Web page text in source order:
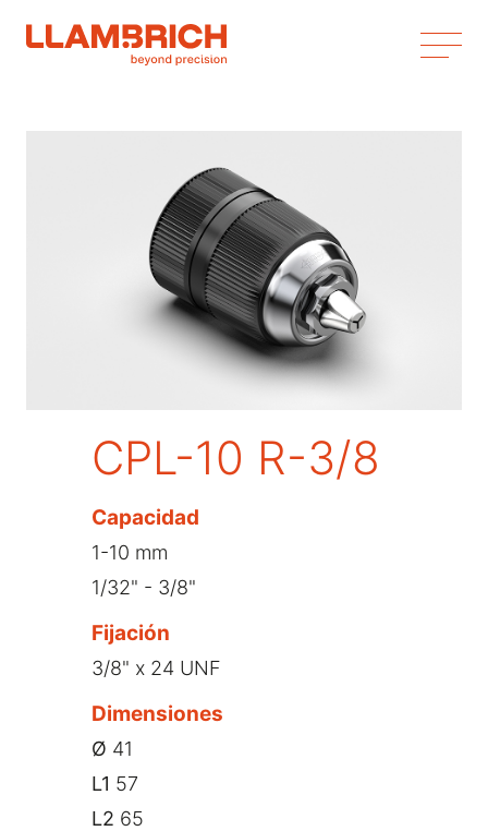
CPL-10 R-3/8
Capacidad
1-10 mm
1/32" - 3/8"
Fijación
3/8" x 24 UNF
Dimensiones
Ø 41
L1 57
L2 65